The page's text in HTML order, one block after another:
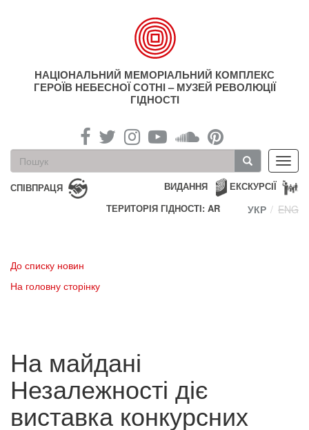
НАЦІОНАЛЬНИЙ МЕМОРІАЛЬНИЙ КОМПЛЕКС
ГЕРОЇВ НЕБЕСНОЇ СОТНІ – МУЗЕЙ РЕВОЛЮЦІЇ
ГІДНОСТІ
Пошукова
форма
Пошук
СПІВПРАЦЯ ЕКСКУРСІЇ
ВИДАННЯ
ТЕРИТОРІЯ ГІДНОСТІ: AR
УКР ENG
До списку новин
На головну сторінку
На майдані
Незалежності діє
виставка конкурсних